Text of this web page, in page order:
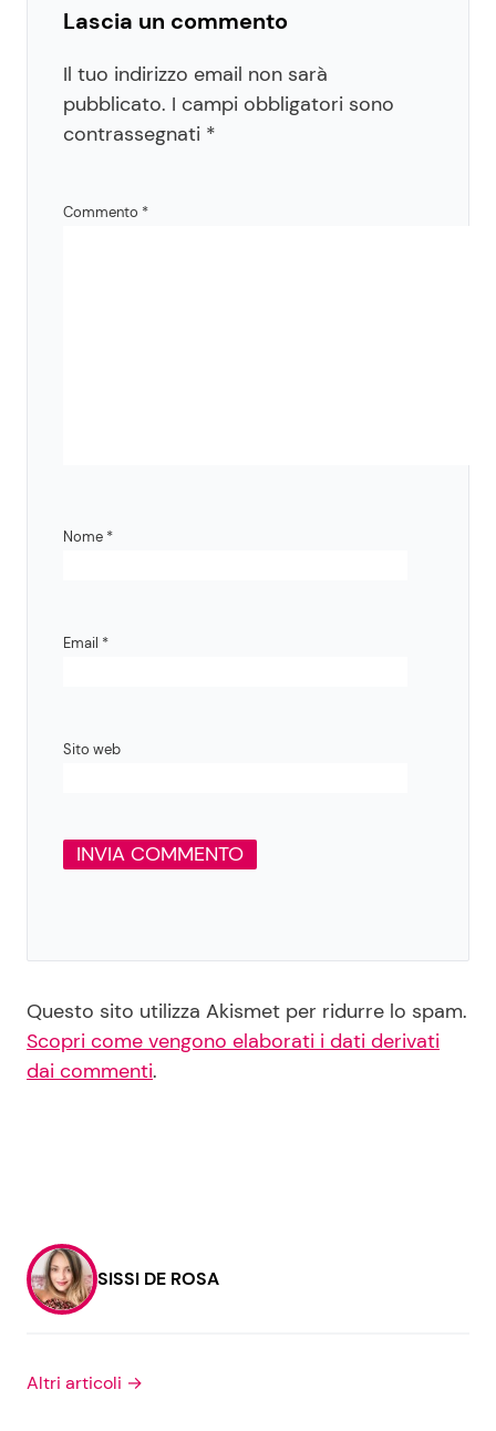
Lascia un commento
Il tuo indirizzo email non sarà
pubblicato. I campi obbligatori sono
contrassegnati *
Commento *
Nome *
Email *
Sito web
Questo sito utilizza Akismet per ridurre lo spam.
Scopri come vengono elaborati i dati derivati
dai commenti.
SISSI DE ROSA
Altri articoli →